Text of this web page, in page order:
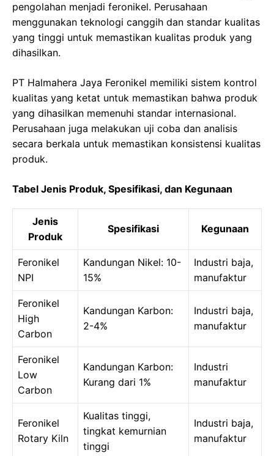
pengolahan menjadi feronikel. Perusahaan
menggunakan teknologi canggih dan standar kualitas
yang tinggi untuk memastikan kualitas produk yang
dihasilkan.
PT Halmahera Jaya Feronikel memiliki sistem kontrol
kualitas yang ketat untuk memastikan bahwa produk
yang dihasilkan memenuhi standar internasional.
Perusahaan juga melakukan uji coba dan analisis
secara berkala untuk memastikan konsistensi kualitas
produk.
Tabel Jenis Produk, Spesifikasi, dan Kegunaan
Jenis
Produk
Spesifikasi Kegunaan
Feronikel
NPI
Kandungan Nikel: 10-
15%
Industri baja,
manufaktur
Feronikel
High
Carbon
Kandungan Karbon:
2-4%
Industri baja,
manufaktur
Feronikel
Low
Carbon
Kandungan Karbon:
Kurang dari 1%
Industri
manufaktur
Feronikel
Rotary Kiln
Kualitas tinggi,
tingkat kemurnian
tinggi
Industri baja,
manufaktur